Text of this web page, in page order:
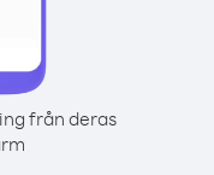
från deras